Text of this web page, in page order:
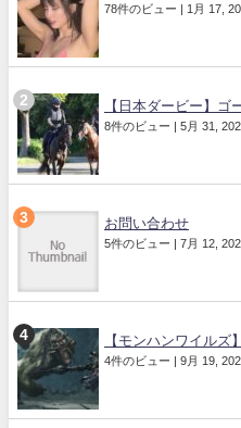
78件のビュー | 1月 17,
【日本ダービー】ゴ
8件のビュー | 5月 31,
お問い合わせ
5件のビュー | 7月 12,
【モンハンワイルズ
4件のビュー | 9月 19,